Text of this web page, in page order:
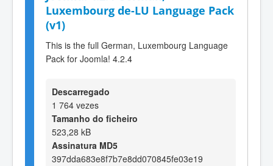
Luxembourg de-LU Language Pack
(v1)
This is the full German, Luxembourg Language
Pack for Joomla! 4.2.4
Descarregado
1 764 vezes
Tamanho do ficheiro
523,28 kB
Assinatura MD5
397dda683e8f7b7e8dd070845fe03e19